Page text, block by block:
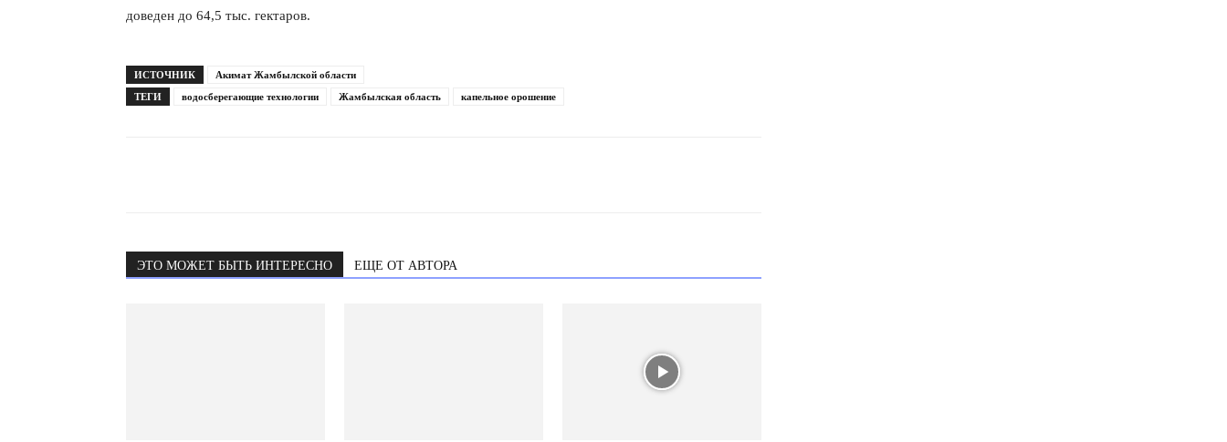
доведен до 64,5 тыс. гектаров.
ИСТОЧНИК
Акимат Жамбылской области
ТЕГИ
водосберегающие технологии Жамбылская область капельное орошение
ЭТО МОЖЕТ БЫТЬ ИНТЕРЕСНО ЕЩЕ ОТ АВТОРА